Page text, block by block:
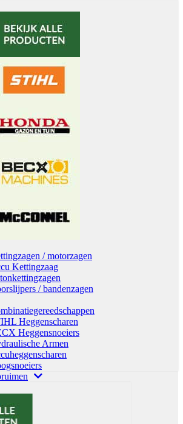
/ motorzagen
Kettingzaag
/ bandenzagen
Heggenscharen
Heggensnoeiers
Armen